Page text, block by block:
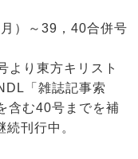
）～39，40合併号
より東方キリスト
「雑誌記事索
含む40号までを補
刊行中。